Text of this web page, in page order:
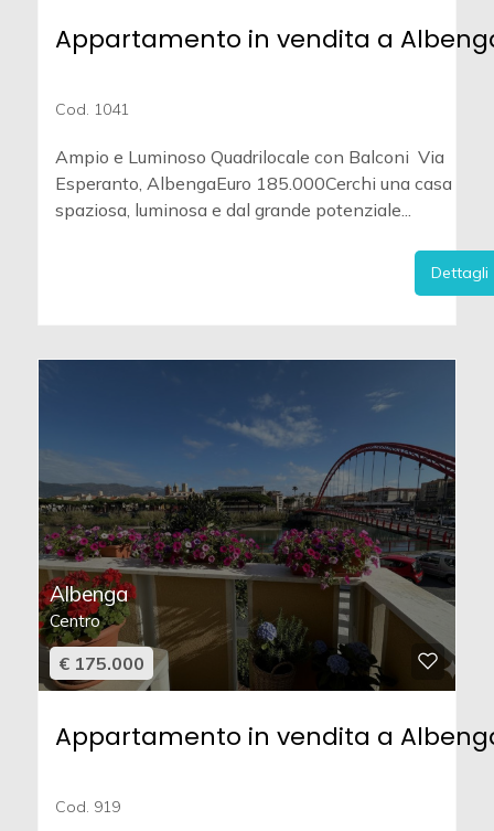
Appartamento in vendita a
Cod. 1041
Ampio e Luminoso Quadrilocale con Balconi  Via
Esperanto, AlbengaEuro 185.000Cerchi una casa
spaziosa, luminosa e dal grande potenziale...
Dettagli
Albenga
Centro
€ 175.000
Appartamento in vendita a
Cod. 919